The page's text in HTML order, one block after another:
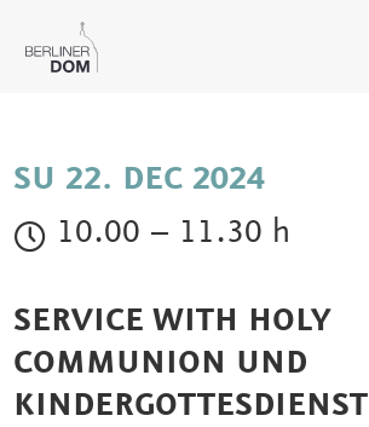
SU 22. DEC 2024
10.00 – 11.30 h
SERVICE WITH HOLY
COMMUNION UND
KINDERGOTTESDIENST